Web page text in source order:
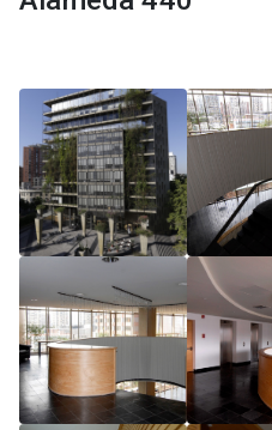
Reglamento de
Universidad Católica
Reglamento de
Católica de Chile LLM
Reglamento de
Programa de